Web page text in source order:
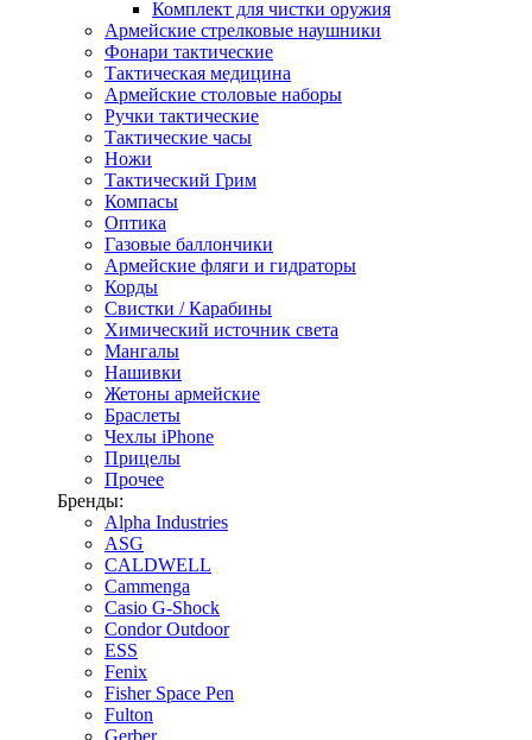
Комплект для чистки оружия
Армейские стрелковые наушники
Фонари тактические
Тактическая медицина
Армейские столовые наборы
Ручки тактические
Тактические часы
Ножи
Тактический Грим
Компасы
Оптика
Газовые баллончики
Армейские фляги и гидраторы
Корды
Свистки / Карабины
Химический источник света
Мангалы
Нашивки
Жетоны армейские
Браслеты
Чехлы iPhone
Прицелы
Прочее
Бренды:
Alpha Industries
ASG
CALDWELL
Cammenga
Casio G-Shock
Condor Outdoor
ESS
Fenix
Fisher Space Pen
Fulton
Gerber